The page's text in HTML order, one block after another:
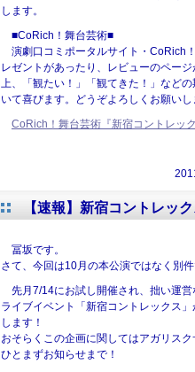
します。
■CoRich！舞台芸術■
演劇口コミポータルサイト・CoRich
レゼントがあったり、レビューのペー
上、「観たい！」「観てきた！」など
いて喜びます。どうぞよろしくお願いし
CoRich！舞台芸術『新宿コントレック
【速報】新宿コントレッ
冨坂です。
さて、今回は10月の本公演ではなく別件
先月7/14にお試し開催され、拙い運
ライブイベント「新宿コントレックス
します！
おそらくこの企画に関してはアガリス
ひとまずお知らせまで！